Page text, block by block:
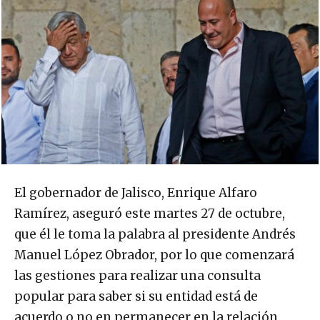
El gobernador de Jalisco, Enrique Alfaro
Ramírez, aseguró este martes 27 de octubre,
que él le toma la palabra al presidente Andrés
Manuel López Obrador, por lo que comenzará
las gestiones para realizar una consulta
popular para saber si su entidad está de